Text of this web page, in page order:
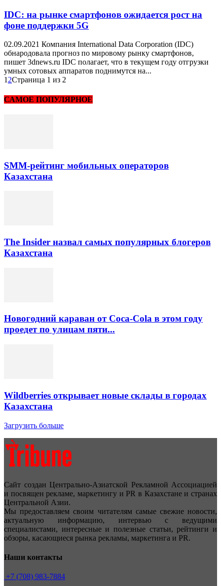
IDC: на рынке смартфонов ожидается рост на
фоне поддержки 5G
02.09.2021 Компания International Data Corporation (IDC)
обнародовала прогноз по мировому рынку смартфонов,
пишет 3dnews.ru IDC полагает, что в текущем году отгрузки
умных сотовых аппаратов поднимутся на...
1 2Страница 1 из 2
САМОЕ ПОПУЛЯРНОЕ
SMM-рейтинг мобильных операторов
Казахстана
The Insider назвал самых популярных блогеров
Казахстана
Новогодний караван от Coca-Cola в этом году
проедет по улицам пяти...
Wildberries открывает новые склады в городах
Казахстана
Загрузить больше
Сайт создан Центрально-Азиатской Рекламной Ассоциацией
и посвящен рекламе, маркетингу и PR в Казахстане и странах
Центральной Азии.
Мы предоставляем своим читателям самые свежие новости,
актуальную информацию, интервью с ведущими
специалистами, интересные и полезные статьи, рейтинги и
обзоры, касающиеся рынка рекламы, маркетинга и PR.
Наши контакты
+7 (708) 983-7884